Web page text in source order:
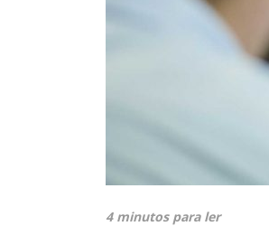
4 minutos para ler